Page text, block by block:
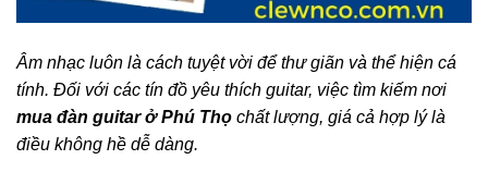
Âm nhạc luôn là cách tuyệt vời để thư giãn và thể hiện cá
tính. Đối với các tín đồ yêu thích guitar, việc tìm kiếm nơi
mua đàn guitar ở Phú Thọ chất lượng, giá cả hợp lý là
điều không hề dễ dàng.